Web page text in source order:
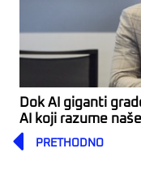
Dok AI giganti
AI koji razume
Prev
PRETHODNO